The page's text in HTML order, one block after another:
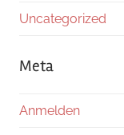
Uncategorized
Meta
Anmelden